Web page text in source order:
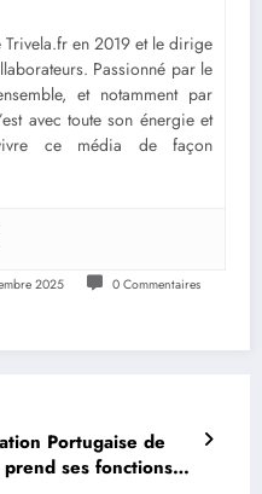
en 2019 et le dirige
Passionné par le
et notamment par
avec toute son énergie et
ce média de façon
2025 0 Commentaires
Portugaise de
ses fonctions